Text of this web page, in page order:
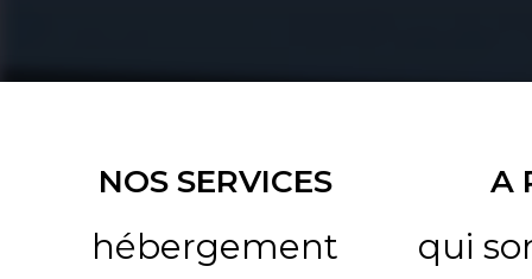
NOS SERVICES
hébergement
A
qui